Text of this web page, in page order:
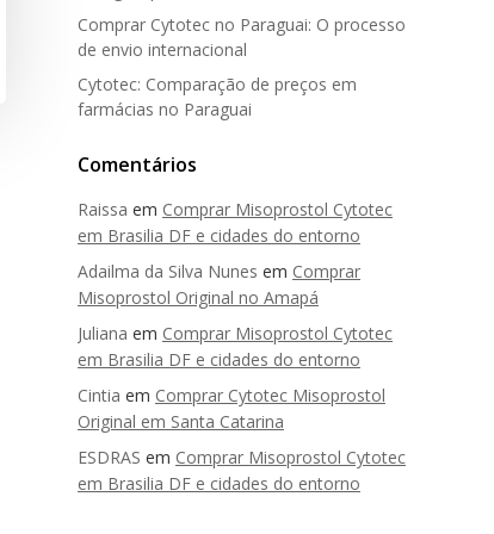
Comprar Cytotec no Paraguai: O processo
de envio internacional
Cytotec: Comparação de preços em
farmácias no Paraguai
Comentários
Raissa em Comprar Misoprostol Cytotec
em Brasilia DF e cidades do entorno
Adailma da Silva Nunes em Comprar
Misoprostol Original no Amapá
Juliana em Comprar Misoprostol Cytotec
em Brasilia DF e cidades do entorno
Cintia em Comprar Cytotec Misoprostol
Original em Santa Catarina
ESDRAS em Comprar Misoprostol Cytotec
em Brasilia DF e cidades do entorno